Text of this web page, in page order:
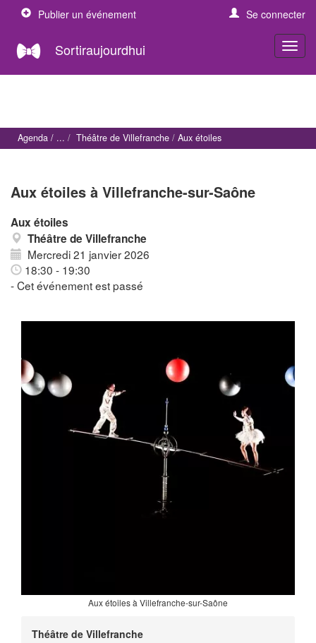
Publier un événement Se connecter
Sortiraujourdhui
Agenda Théâtre de Villefranche Aux étoiles
Aux étoiles à Villefranche-sur-Saône
Aux étoiles
Théâtre de Villefranche
Mercredi 21 janvier 2026
18:30 - 19:30
- Cet événement est passé
Aux étoiles à Villefranche-sur-Saône
Théâtre de Villefranche